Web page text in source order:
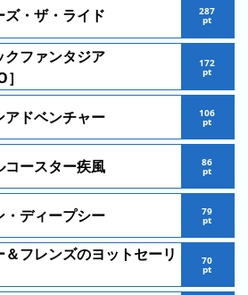
ズ・ザ・ライド 287
pt
クファンタジア
172
pt
アドベンチャー 106
pt
コースター疾風 86
pt
・ディープシー 79
pt
＆フレンズのヨットセーリ
70
pt